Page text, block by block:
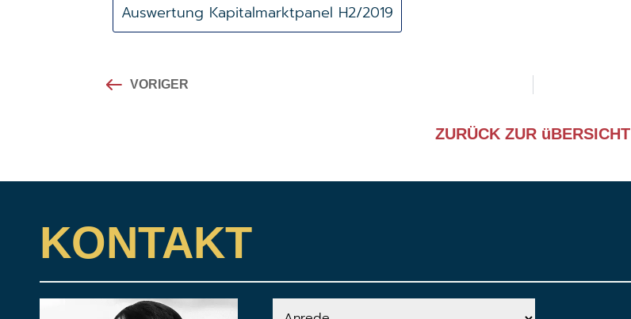
Auswertung Kapitalmarktpanel H2/2019
VORIGER
ZURÜCK ZUR üBERSICHT
KONTAKT
Anrede